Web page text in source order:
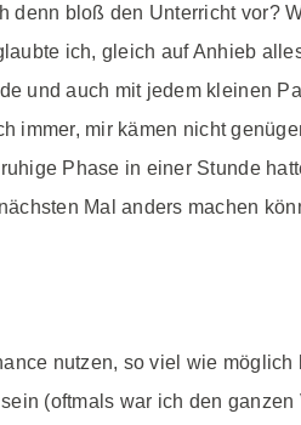
denn bloß den Unterricht vor?
ich, gleich auf Anhieb
und auch mit jedem kleinen
immer, mir kämen nicht
Phase in einer Stunde
Mal anders machen
nutzen, so viel wie
(oftmals war ich den